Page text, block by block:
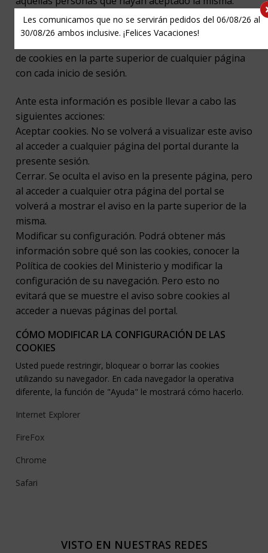
Les comunicamos que no se servirán pedidos del 06/08/26 al
30/08/26 ambos inclusive. ¡Felices Vacaciones!
ACEPTACIÓN DE LA POLÍTICA DE COOKIES
de cookies en la parte superior de cualquier página
con cada inicio de sesión.
Ante esta información es posible llevar a cabo las
siguientes acciones:
Aceptar cookies. No se volverá a visualizar este aviso
al acceder a cualquier página del portal durante la
presente sesión.
Cerrar. Se oculta el aviso en la presente página, pero
al acceder a cualquier otra página del portal se
volverá a mostrar el aviso en la parte superior de la
misma.
Modificar su configuración. Podrá obtener más
información sobre qué son las cookies, conocer la
Política de cookies del Ministerio y modificar la
configuración de su navegación. Pero esto no
evitará que se muestre el aviso sobre cookies al
acceder a nuevas páginas del portal.
CÓMO MODIFICAR LA CONFIGURACIÓN DE LAS
COOKIES
Usted puede restringir, bloquear o borrar las cookies
utilizando su navegador. En cada navegador la operativa
diferente, la función de "Ayuda" le mostrará cómo hacerlo.
Internet Explorer
FireFox
Chrome
Safari
VISTO EN NUESTRAS REDES